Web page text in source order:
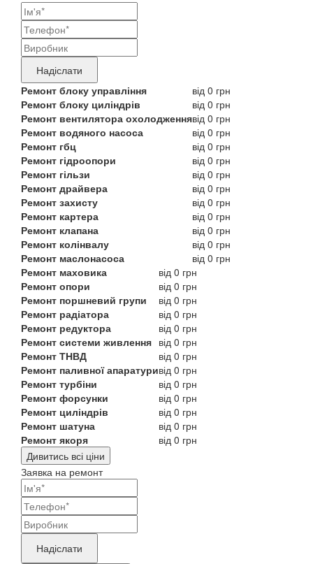
Ваші
контактні
дані
Назва
бренду
продукту,
що
потребує
ремонту
Надіслати
Ремонт блоку управління
від 0 грн
Ремонт блоку циліндрів
від 0 грн
Ремонт вентилятора охолодженнявід 0 грн
Ремонт водяного насоса
від 0 грн
Ремонт гбц
від 0 грн
Ремонт гідроопори
від 0 грн
Ремонт гільзи
від 0 грн
Ремонт драйвера
від 0 грн
Ремонт захисту
від 0 грн
Ремонт картера
від 0 грн
Ремонт клапана
від 0 грн
Ремонт колінвалу
від 0 грн
Ремонт маслонасоса
від 0 грн
Ремонт маховика
від 0 грн
Ремонт опори
від 0 грн
Ремонт поршневий групи
від 0 грн
Ремонт радіатора
від 0 грн
Ремонт редуктора
від 0 грн
Ремонт системи живлення від 0 грн
Ремонт ТНВД
від 0 грн
Ремонт паливної апаратуривід 0 грн
Ремонт турбіни
від 0 грн
Ремонт форсунки
від 0 грн
Ремонт циліндрів
від 0 грн
Ремонт шатуна
від 0 грн
Ремонт якоря
від 0 грн
Дивитись всі ціни
Заявка на ремонт
Ваші
контактні
дані
Назва
бренду
Надіслати